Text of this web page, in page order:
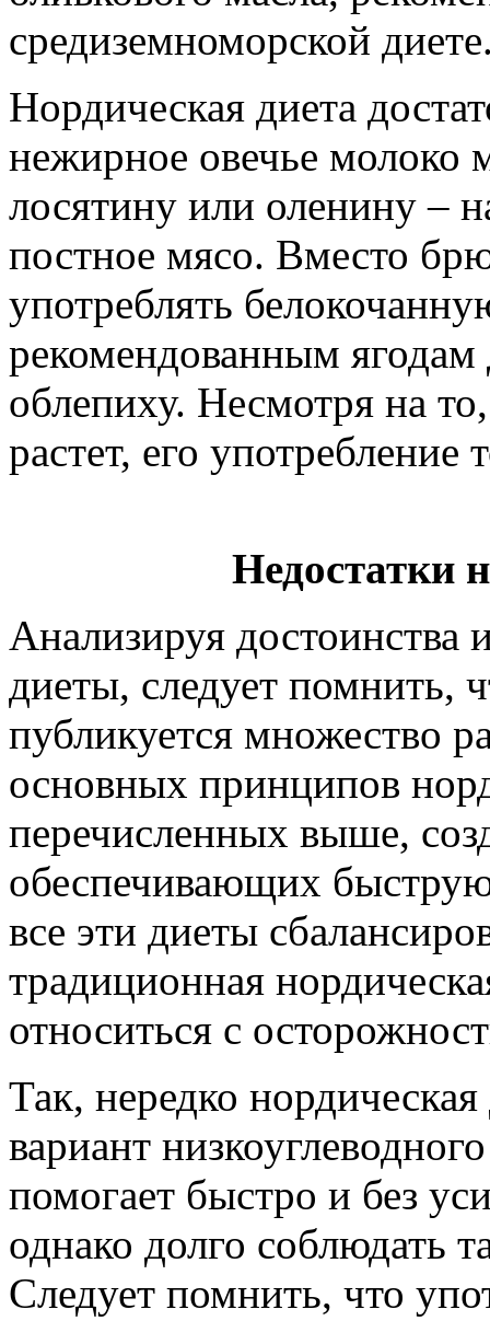
средиземноморской
Нордическая диета
нежирное овечье молоко
лосятину или оленину –
постное мясо. Вместо
употреблять
рекомендованным ягодам
облепиху. Несмотря на
растет, его употребление
Недостатки
Анализируя достоинства
диеты, следует помнить,
публикуется множество
основных принципов
перечисленных выше,
обеспечивающих
все эти диеты
традиционная
относиться с
Так, нередко нордическая
вариант
помогает быстро и без
однако долго соблюдать
Следует помнить, что